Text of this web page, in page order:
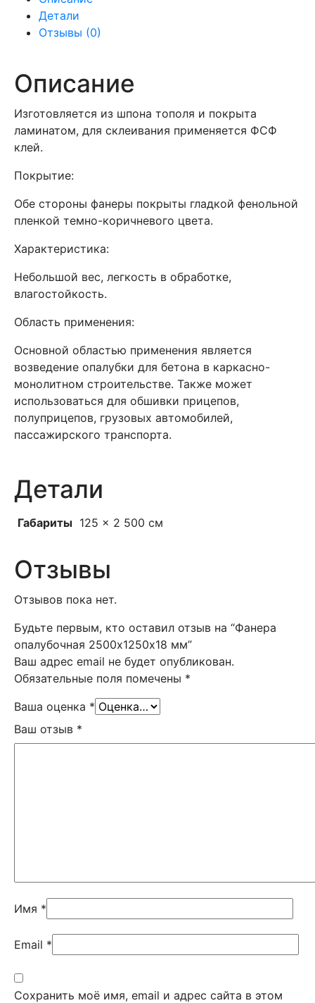
опалубочная
2500х1250х18
Детали
Отзывы (0)
Описание
Изготовляется из шпона тополя и покрыта
ламинатом, для склеивания применяется ФСФ
клей.
Покрытие:
Обе стороны фанеры покрыты гладкой фенольной
пленкой темно-коричневого цвета.
Характеристика:
Небольшой вес, легкость в обработке,
влагостойкость.
Область применения:
Основной областью применения является
возведение опалубки для бетона в каркасно-
монолитном строительстве. Также может
использоваться для обшивки прицепов,
полуприцепов, грузовых автомобилей,
пассажирского транспорта.
Детали
Габариты 125 × 2 500 см
Отзывы
Отзывов пока нет.
Будьте первым, кто оставил отзыв на “Фанера
опалубочная 2500х1250х18 мм”
Ваш адрес email не будет опубликован.
Обязательные поля помечены *
Ваша оценка *
Ваш отзыв *
Имя *
Email *
Сохранить моё имя, email и адрес сайта в этом